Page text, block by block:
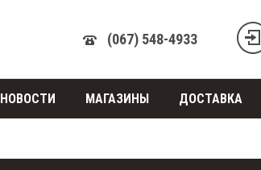
(067) 548-4933
НОВОСТИ МАГАЗИНЫ ДОСТАВКА